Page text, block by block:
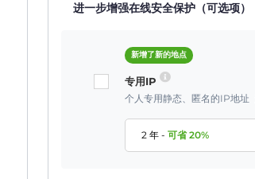
进一步增强在线安全保护（可选项）
新增了新的地点
专用IP
个人专用静态、匿名的IP地址
2 年-可省20%